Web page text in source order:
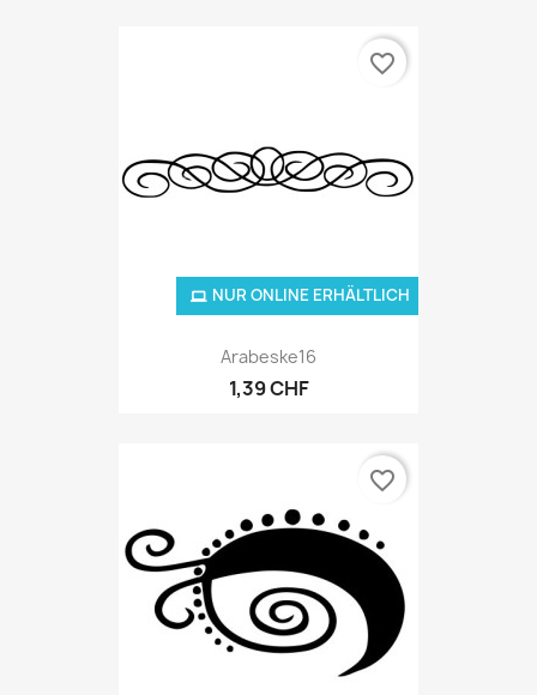
Arabeske16
1,39 CHF
NUR ONLINE ERHÄLTLICH
favorite_border
favorite_border